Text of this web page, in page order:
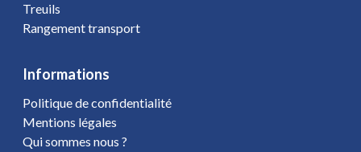
Treuils
Rangement transport
Informations
Politique de confidentialité
Mentions légales
Qui sommes nous ?